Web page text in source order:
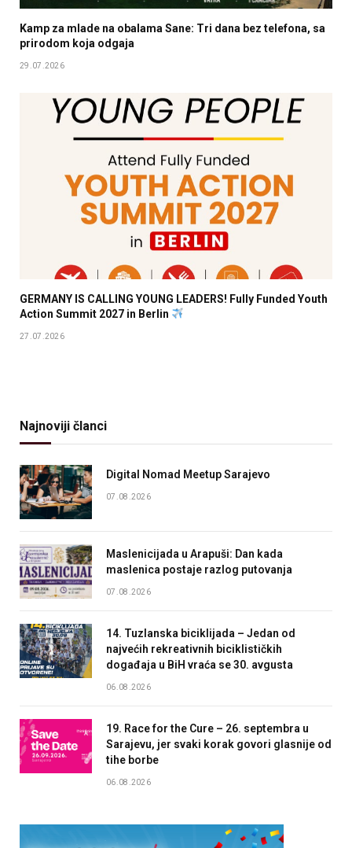
Kamp za mlade na obalama Sane: Tri dana bez telefona, sa
prirodom koja odgaja
29.07.2026
GERMANY IS CALLING YOUNG LEADERS! Fully Funded Youth
Action Summit 2027 in Berlin
27.07.2026
Najnoviji članci
Digital Nomad Meetup Sarajevo
07.08.2026
Maslenicijada u Arapuši: Dan kada
maslenica postaje razlog putovanja
07.08.2026
14. Tuzlanska biciklijada – Jedan od
najvećih rekreativnih biciklističkih
događaja u BiH vraća se 30. avgusta
06.08.2026
19. Race for the Cure – 26. septembra u
Sarajevu, jer svaki korak govori glasnije od
tihe borbe
06.08.2026